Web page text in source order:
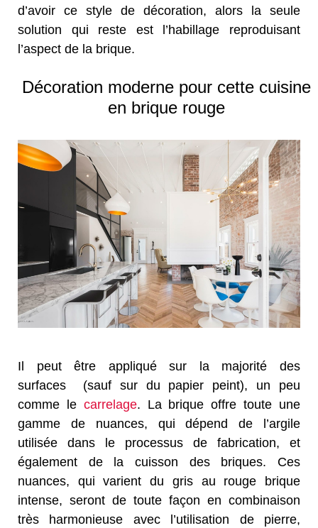
d’avoir ce style de décoration, alors la seule
solution qui reste est l’habillage reproduisant
l’aspect de la brique.
Décoration moderne pour cette cuisine
en brique rouge
Il peut être appliqué sur la majorité des
surfaces (sauf sur du papier peint), un peu
comme le carrelage. La brique offre toute une
gamme de nuances, qui dépend de l’argile
utilisée dans le processus de fabrication, et
également de la cuisson des briques. Ces
nuances, qui varient du gris au rouge brique
intense, seront de toute façon en combinaison
très harmonieuse avec l’utilisation de pierre,